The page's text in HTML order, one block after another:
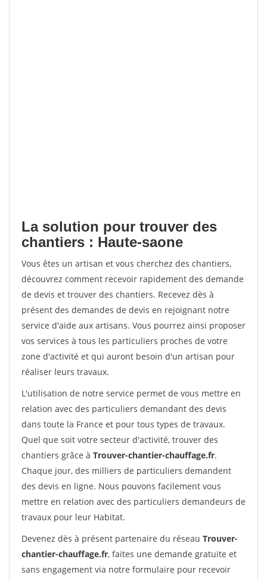
La solution pour trouver des
chantiers : Haute-saone
Vous êtes un artisan et vous cherchez des chantiers,
découvrez comment recevoir rapidement des demande
de devis et trouver des chantiers. Recevez dès à
présent des demandes de devis en rejoignant notre
service d'aide aux artisans. Vous pourrez ainsi proposer
vos services à tous les particuliers proches de votre
zone d'activité et qui auront besoin d'un artisan pour
réaliser leurs travaux.
L'utilisation de notre service permet de vous mettre en
relation avec des particuliers demandant des devis
dans toute la France et pour tous types de travaux.
Quel que soit votre secteur d'activité, trouver des
chantiers grâce à Trouver-chantier-chauffage.fr.
Chaque jour, des milliers de particuliers demandent
des devis en ligne. Nous pouvons facilement vous
mettre en relation avec des particuliers demandeurs de
travaux pour leur Habitat.
Devenez dès à présent partenaire du réseau Trouver-
chantier-chauffage.fr, faites une demande gratuite et
sans engagement via notre formulaire pour recevoir